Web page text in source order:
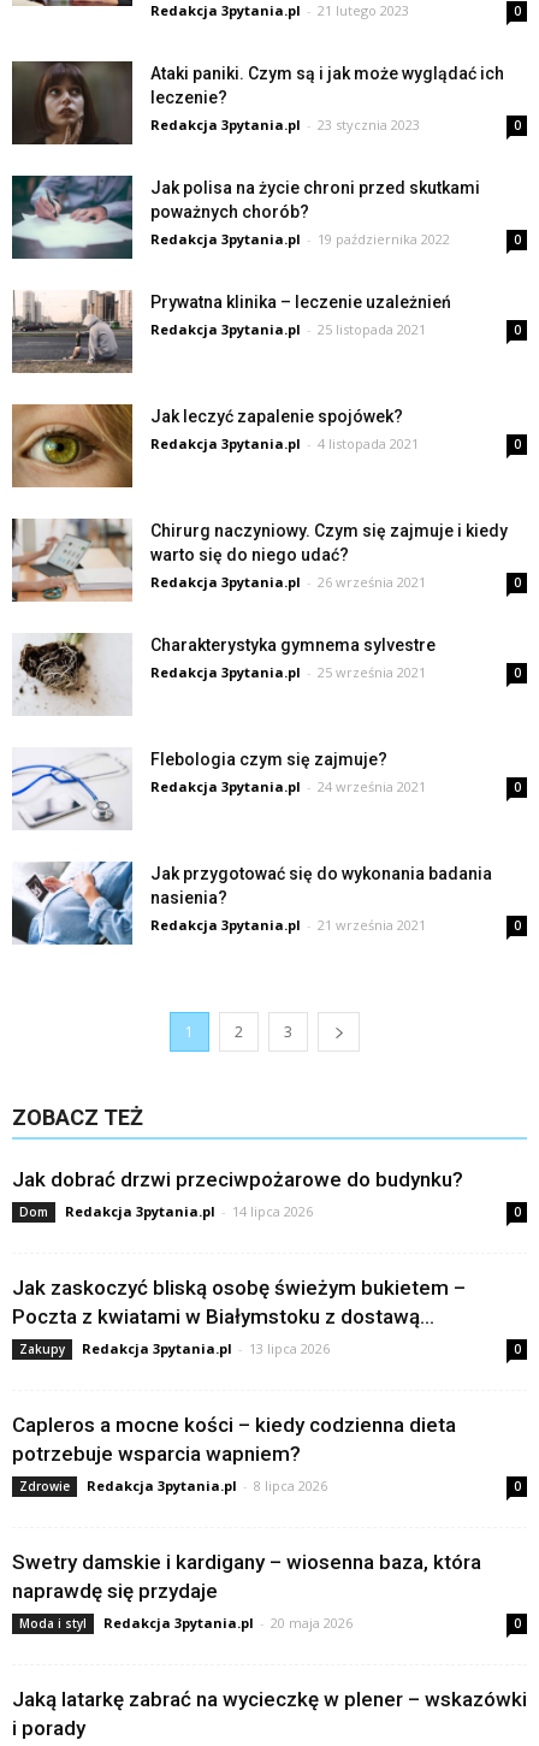
Redakcja 3pytania.pl - 21 lutego 2023 0
Ataki paniki. Czym są i jak może wyglądać ich
leczenie?
Redakcja 3pytania.pl - 23 stycznia 2023 0
Jak polisa na życie chroni przed skutkami
poważnych chorób?
Redakcja 3pytania.pl - 19 października 2022 0
Prywatna klinika – leczenie uzależnień
Redakcja 3pytania.pl - 25 listopada 2021 0
Jak leczyć zapalenie spojówek?
Redakcja 3pytania.pl - 4 listopada 2021 0
Chirurg naczyniowy. Czym się zajmuje i kiedy
warto się do niego udać?
Redakcja 3pytania.pl - 26 września 2021 0
Charakterystyka gymnema sylvestre
Redakcja 3pytania.pl - 25 września 2021 0
Flebologia czym się zajmuje?
Redakcja 3pytania.pl - 24 września 2021 0
Jak przygotować się do wykonania badania
nasienia?
Redakcja 3pytania.pl - 21 września 2021 0
1 2 3
ZOBACZ TEŻ
Jak dobrać drzwi przeciwpożarowe do budynku?
Dom Redakcja 3pytania.pl - 14 lipca 2026 0
Jak zaskoczyć bliską osobę świeżym bukietem –
Poczta z kwiatami w Białymstoku z dostawą...
Zakupy Redakcja 3pytania.pl - 13 lipca 2026 0
Capleros a mocne kości – kiedy codzienna dieta
potrzebuje wsparcia wapniem?
Zdrowie Redakcja 3pytania.pl - 8 lipca 2026 0
Swetry damskie i kardigany – wiosenna baza, która
naprawdę się przydaje
Moda i styl Redakcja 3pytania.pl - 20 maja 2026 0
Jaką latarkę zabrać na wycieczkę w plener – wskazówki
i porady